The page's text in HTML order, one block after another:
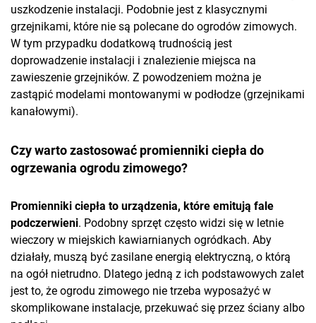
uszkodzenie instalacji. Podobnie jest z klasycznymi
grzejnikami, które nie są polecane do ogrodów zimowych.
W tym przypadku dodatkową trudnością jest
doprowadzenie instalacji i znalezienie miejsca na
zawieszenie grzejników. Z powodzeniem można je
zastąpić modelami montowanymi w podłodze (grzejnikami
kanałowymi).
Czy warto zastosować promienniki ciepła do
ogrzewania ogrodu zimowego?
Promienniki ciepła to urządzenia, które emitują fale
podczerwieni. Podobny sprzęt często widzi się w letnie
wieczory w miejskich kawiarnianych ogródkach. Aby
działały, muszą być zasilane energią elektryczną, o którą
na ogół nietrudno. Dlatego jedną z ich podstawowych zalet
jest to, że ogrodu zimowego nie trzeba wyposażyć w
skomplikowane instalacje, przekuwać się przez ściany albo